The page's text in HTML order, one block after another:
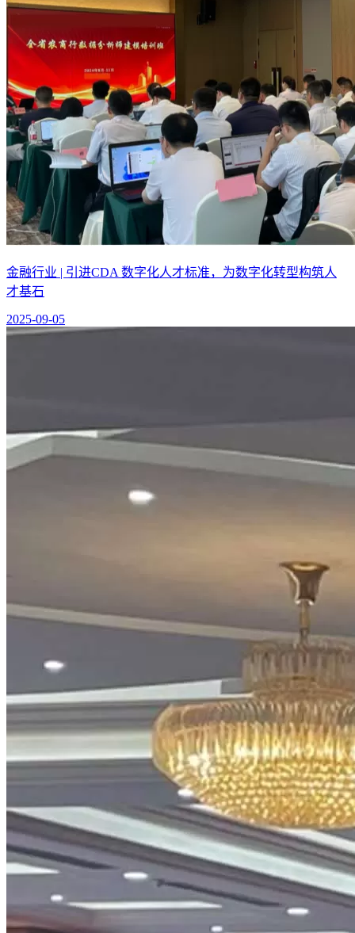
金融行业 | 引进CDA 数字化人才标准，为数字化转型构筑人
才基石
2025-09-05